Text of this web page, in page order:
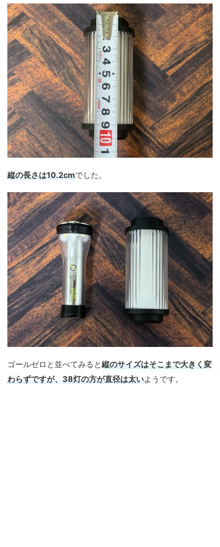
縦の長さは10.2cmでした。
ゴールゼロと並べてみると縦のサイズはそこまで大きく変
わらずですが、38灯の方が直径は太いようです。